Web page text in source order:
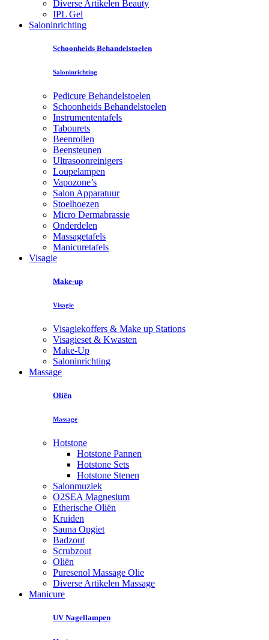
Diverse Artikelen Beauty
IPL Gel
Saloninrichting
Schoonheids Behandelstoelen
Saloninrichting
Pedicure Behandelstoelen
Schoonheids Behandelstoelen
Instrumententafels
Tabourets
Beenrollen
Beensteunen
Ultrasoonreinigers
Loupelampen
Vapozone’s
Salon Apparatuur
Stoelhoezen
Micro Dermabrassie
Onderdelen
Massagetafels
Manicuretafels
Visagie
Make-up
Visagie
Visagiekoffers & Make up Stations
Visagieset & Kwasten
Make-Up
Saloninrichting
Massage
Oliën
Massage
Hotstone
Hotstone Pannen
Hotstone Sets
Hotstone Stenen
Salonmuziek
O2SEA Magnesium
Etherische Oliën
Kruiden
Sauna Opgiet
Badzout
Scrubzout
Oliën
Puresenol Massage Olie
Diverse Artikelen Massage
Manicure
UV Nagellampen